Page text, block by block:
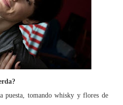
puesta, tomando whisky y flores de